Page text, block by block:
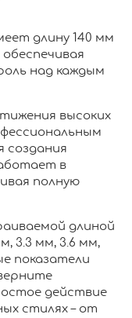
длину 140 мм
над каждым
высоких
создания
в
полную
длиной
3.3 мм, 3.6 мм,
показатели
действие
стилях – от